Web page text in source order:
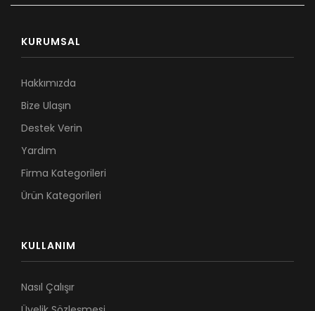
KURUMSAL
Hakkımızda
Bize Ulaşın
Destek Verin
Yardım
Firma Kategorileri
Ürün Kategorileri
KULLANIM
Nasıl Çalışır